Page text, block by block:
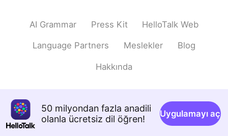
AI Grammar Press Kit HelloTalk Web
Language Partners Meslekler Blog
Hakkında
50 milyondan fazla anadili
olanla ücretsiz dil öğren!
Uygulamayı aç